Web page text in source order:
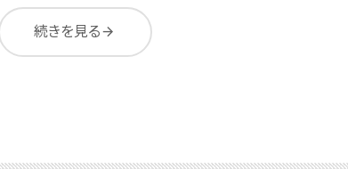
続きを見るarrow_forward